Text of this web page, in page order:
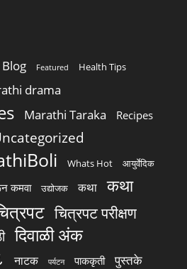
Blog Featured Health Tips
drama
Marathi Taraka Recipes
Whats Hot आयुर्वेदिक
कमवा उद्योजक कथा कथा
चित्रपट परीक्षण
दिवाळी अंक
नाटक पर्यटन पाककृती पुस्तके